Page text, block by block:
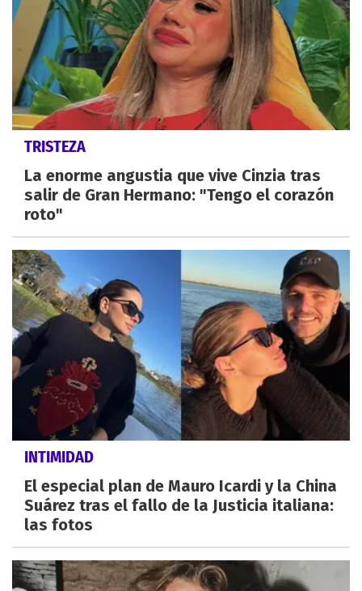
TRISTEZA
La enorme angustia que vive Cinzia tras
salir de Gran Hermano: "Tengo el corazón
roto"
INTIMIDAD
El especial plan de Mauro Icardi y la China
Suárez tras el fallo de la Justicia italiana:
las fotos